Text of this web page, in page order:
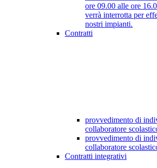
ore 09.00 alle ore
verrà interrotta per
nostri impianti.
Contratti
provvedimento di
collaboratore
provvedimento di
collaboratore
Contratti integrativi